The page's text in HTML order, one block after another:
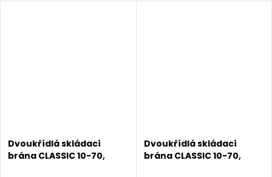
Dvoukřídlá skládací
brána CLASSIC 10-70,
Dvoukřídlá skládací
brána CLASSIC 10-70,